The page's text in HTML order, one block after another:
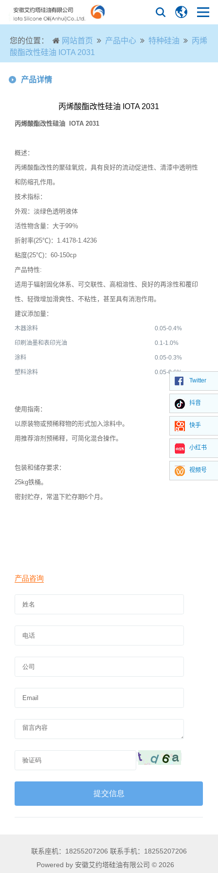
您的位置： 网站首页 产品中心 特种硅油
丙烯
酸酯改性硅油 IOTA 2031
产品详情
丙烯酸酯改性硅油 IOTA 2031
丙烯酸酯改性硅油 IOTA 2031
概述：
丙烯酸酯改性的聚硅氧烷，具有良好的流动促进性、清漆中透明性
和防缩孔作用。
技术指标：
外观：淡绿色透明液体
活性物含量：大于99％
折射率(25℃)：1.4178-1.4236
粘度(25℃)：60-150cp
产品特性:
适用于辐射固化体系、可交联性、高相溶性、良好的再涂性和覆印
性、轻微增加滑爽性、不粘性，甚至具有消泡作用。
建议添加量：
木器涂料 0.05-0.4%
印刷油墨和表印光油 0.1-1.0%
涂料 0.05-0.3%
塑料涂料 0.05-0.6%
使用指南：
以原装物或预稀释物的形式加入涂料中。
用推荐溶剂预稀释，可简化混合操作。
包装和储存要求：
25kg铁桶。
密封贮存，常温下贮存期6个月。
联系座机：18255207206 联系手机：18255207206
Powered by 安徽艾约塔硅油有限公司 © 2026
Twitter
抖音
快手
小红书
视频号